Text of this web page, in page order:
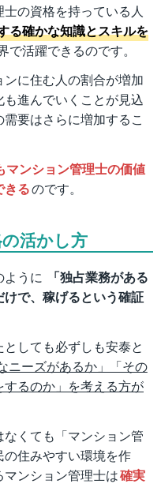
の資格を持っている人
る確かな知識とスキルを
で活躍できるのです。
に住む人の割合が増加
進んでいくことが見込
要はさらに増加するこ
マンション管理士の価値
きるのです。
活かし方
ように
「独占業務がある
で、稼げるという確証
しても必ずしも安泰と
ニーズがあるか」「その
るのか」を考える方が
くても「マンション管
住みやすい環境を作
ンション管理士は確実